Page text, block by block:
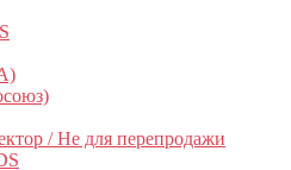
/ Не для перепродажи